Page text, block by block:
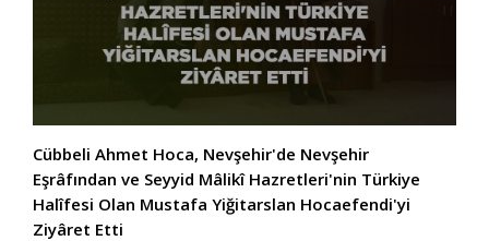
Cübbeli Ahmet Hoca, Nevşehir'de Nevşehir
Eşrâfından ve Seyyid Mâlikî Hazretleri'nin Türkiye
Halîfesi Olan Mustafa Yiğitarslan Hocaefendi'yi
Ziyâret Etti